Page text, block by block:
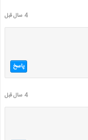
4 سال قبل
پاسخ
4 سال قبل